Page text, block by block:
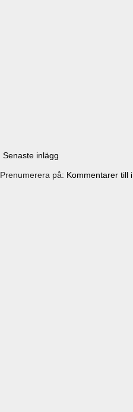
Senaste inlägg
Prenumerera på: Kommentarer till